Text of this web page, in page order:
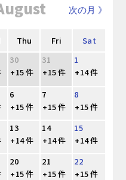
次の月 》
Thu Fri
Sat
30 31
1
+15 件 +15 件
+14 件
6 7
8
+15 件 +15 件
+15 件
13 14
15
+14 件 +14 件
+14 件
20 21
22
+15 件 +15 件
+15 件